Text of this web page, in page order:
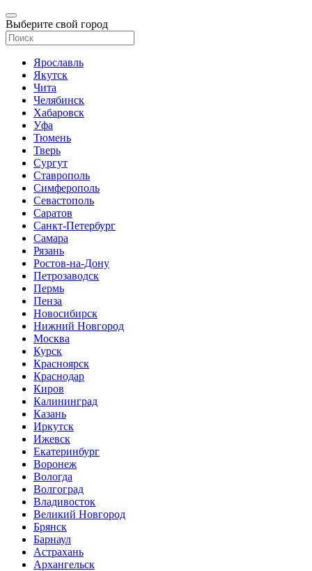
Выберите свой город
Ярославль
Якутск
Чита
Челябинск
Хабаровск
Уфа
Тюмень
Тверь
Сургут
Ставрополь
Симферополь
Севастополь
Саратов
Санкт-Петербург
Самара
Рязань
Ростов-на-Дону
Петрозаводск
Пермь
Пенза
Новосибирск
Нижний Новгород
Москва
Курск
Красноярск
Краснодар
Киров
Калининград
Казань
Иркутск
Ижевск
Екатеринбург
Воронеж
Вологда
Волгоград
Владивосток
Великий Новгород
Брянск
Барнаул
Астрахань
Архангельск